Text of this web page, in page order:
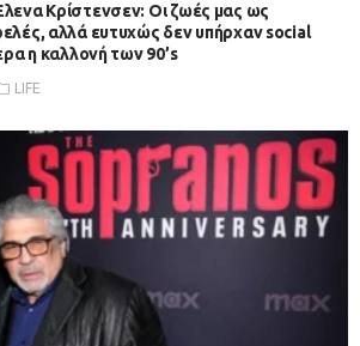
Κρίστενσεν: Οι ζωές μας ως
αλλά ευτυχώς δεν υπήρχαν social
η καλλονή των 90’s
LIFE